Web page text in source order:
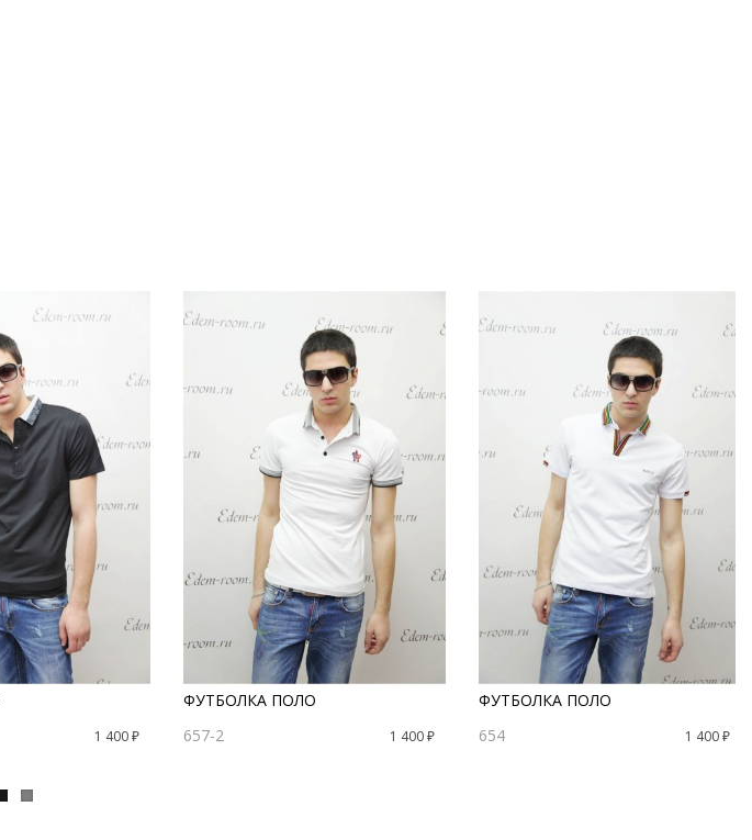
1 400 ₽
ФУТБОЛКА ПОЛО
657-2
1 400 ₽
ФУТБОЛКА ПОЛО
654
1 400 ₽